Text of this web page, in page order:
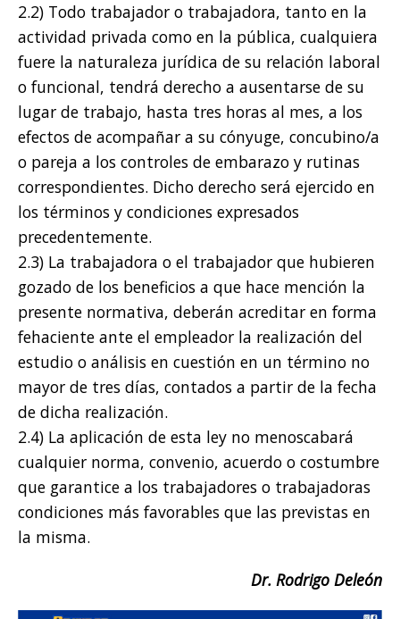
2.2) Todo trabajador o trabajadora, tanto en la
actividad privada como en la pública, cualquiera
fuere la naturaleza jurídica de su relación laboral
o funcional, tendrá derecho a ausentarse de su
lugar de trabajo, hasta tres horas al mes, a los
efectos de acompañar a su cónyuge, concubino/a
o pareja a los controles de embarazo y rutinas
correspondientes. Dicho derecho será ejercido en
los términos y condiciones expresados
precedentemente.
2.3) La trabajadora o el trabajador que hubieren
gozado de los beneficios a que hace mención la
presente normativa, deberán acreditar en forma
fehaciente ante el empleador la realización del
estudio o análisis en cuestión en un término no
mayor de tres días, contados a partir de la fecha
de dicha realización.
2.4) La aplicación de esta ley no menoscabará
cualquier norma, convenio, acuerdo o costumbre
que garantice a los trabajadores o trabajadoras
condiciones más favorables que las previstas en
la misma.
Dr. Rodrigo Deleón